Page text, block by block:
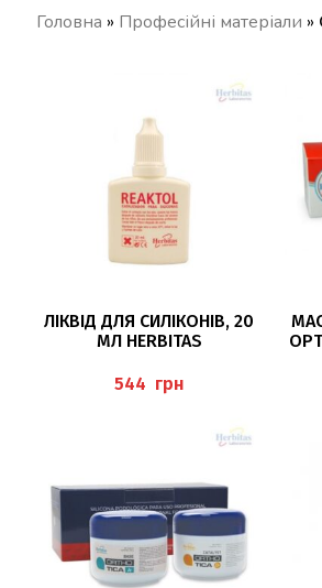
Головна » Професійні матеріали »
ДОДАТИ В КОШИК
ЛІКВІД ДЛЯ СИЛІКОНІВ, 20
МЛ HERBITAS
грн